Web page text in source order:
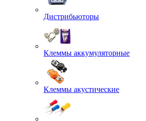
Дистрибьюторы
Клеммы аккумуляторные
Клеммы акустические